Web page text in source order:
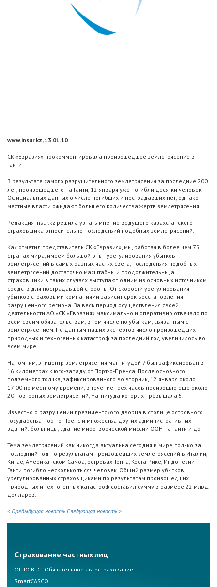
www.insur.kz, 13.01.10
СК «Евразия» прокомментировала произошедшее землетрясение в
Гаити
В результате самого разрушительного землетрясения за последние 200
лет, произошедшего на Гаити, 12 января уже погибли десятки человек.
Официальных данных о числе погибших и пострадавших нет, однако
местные власти ожидают большего количества жертв землетрясения.
Редакция insur.kz решила узнать мнение ведущего казахстанского
страховщика относительно последствий подобных землетрясений.
Как отметил представитель СК «Евразия», мы, работая в более чем 75
странах мира, имеем большой опыт урегулирования убытков
землетрясений в самых разных частях света, последствия подобных
землетрясений достаточно масштабны и продолжительны, а
страховщики в таких случаях выступают одним из основных источником
средств для пострадавшей стороны. От скорости урегулирования
убытков страховыми компаниями зависит срок восстановления
разрушенного региона. За весь период осуществления своей
деятельности АО «СК «Евразия» максимально и оперативно отвечало по
всем своим обязательствам, в том числе по убыткам, связанным с
землетрясением. По данным наших экспертов число произошедших
природных и техногенных катастроф за последний год увеличилось во
всем мире.
Напомним, эпицентр землетрясения магнитудой 7 был зафиксирован в
16 километрах к юго-западу от Порт-о-Пренса. После основного
подземного толчка, зафиксированного во вторник, 12 января около
17:00 по местному времени, в течение трех часов произошло еще около
20 повторных землетрясений, магнитуда которых превышала 5.
Известно о разрушении президентского дворца в столице островного
государства Порт-о-Пренс и множества других административных
зданий: больницы, здание миротворческой миссии ООН на Гаити и др.
Тема землетрясений как никогда актуальна сегодня в мире, только за
последний год по результатам произошедших землетрясений в Италии,
Китае, Американском Самоа, островах Тонга, Коста-Рике, Индонезии
Гаити погибло несколько тысяч человек. Общий размер убытков,
урегулированных страховщиками по результатам произошедших
природных и техногенных катастроф составил сумму в размере 22 млрд.
долларов.
< Предыдущая новость Следующая новость >
Страхование частных лиц
ОГПО ВТС - Обязательное автострахование
SmartCASCO